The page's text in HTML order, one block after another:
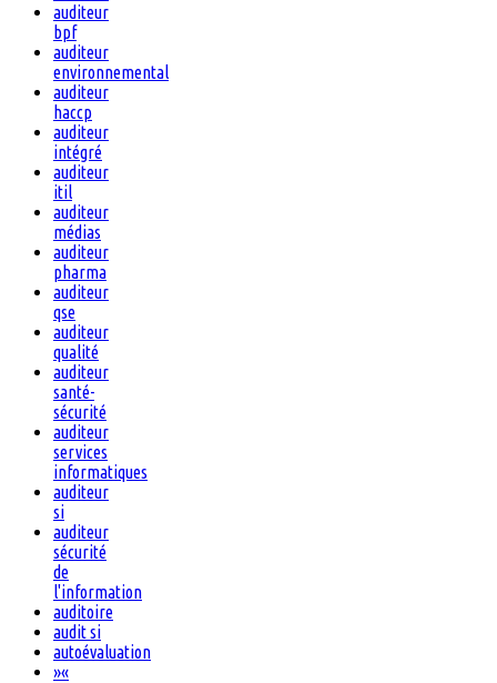
auditeur
bpf
auditeur
environnemental
auditeur
haccp
auditeur
intégré
auditeur
itil
auditeur
médias
auditeur
pharma
auditeur
qse
auditeur
qualité
auditeur
santé-
sécurité
auditeur
services
informatiques
auditeur
si
auditeur
sécurité
de
l'information
auditoire
audit si
autoévaluation
»«